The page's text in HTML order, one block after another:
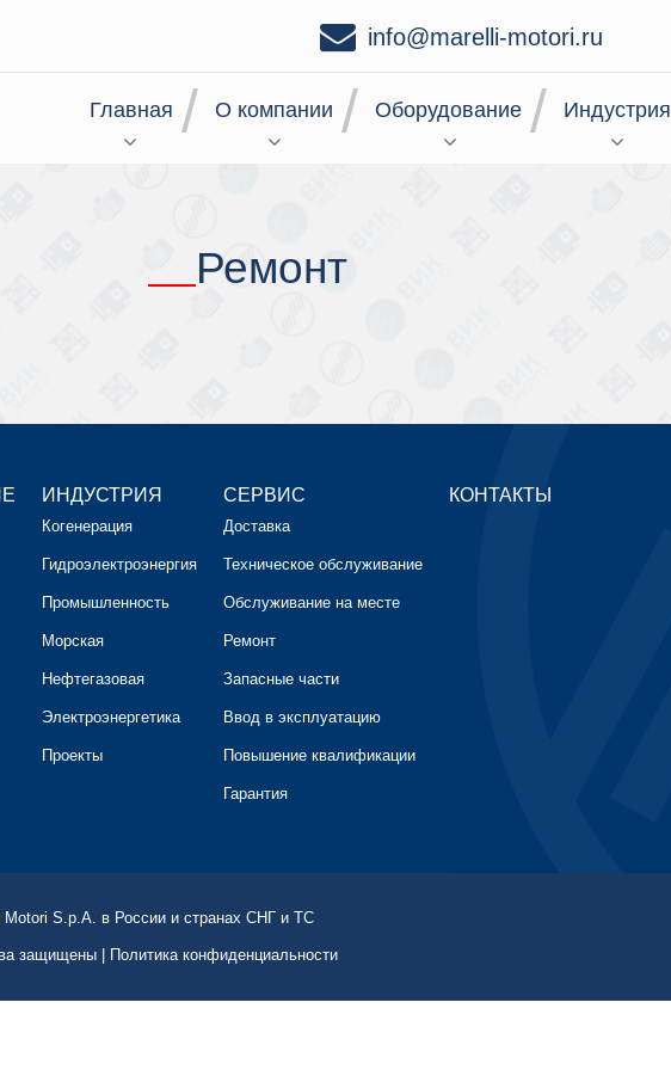
info@marelli-motori.ru
Главная О компании Оборудование Индустрия
Ремонт
ИНДУСТРИЯ
Когенерация
Гидроэлектроэнергия
Промышленность
Морская
Нефтегазовая
Электроэнергетика
Проекты
СЕРВИС
Доставка
Техническое обслуживание
Обслуживание на месте
Ремонт
Запасные части
Ввод в эксплуатацию
Повышение квалификации
Гарантия
КОНТАКТЫ
S.p.A. в России и странах СНГ и ТС
защищены | Политика конфиденциальности